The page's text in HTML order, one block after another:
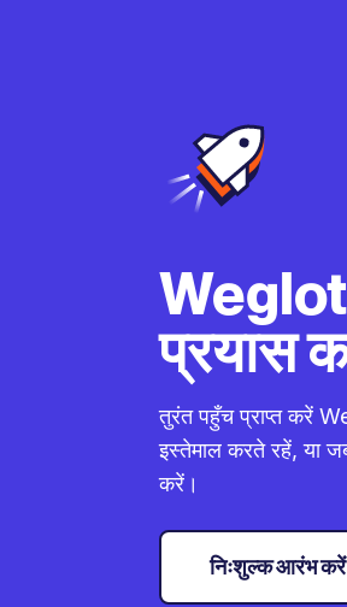
Weglot
प्रयास
तुरंत पहुँच प्राप्त करें
इस्तेमाल करते रहें, या
करें।
निःशुल्क आरंभ करें